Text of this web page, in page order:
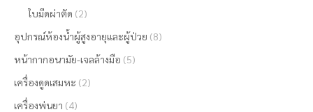
ใบมีดผ่าตัด (2)
อุปกรณ์ห้องน้ำผู้สูงอายุและผู้ป่วย (8)
หน้ากากอนามัย-เจลล้างมือ (5)
เครื่องดูดเสมหะ (2)
เครื่องพ่นยา (4)